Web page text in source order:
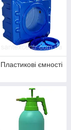
Пластикові ємності